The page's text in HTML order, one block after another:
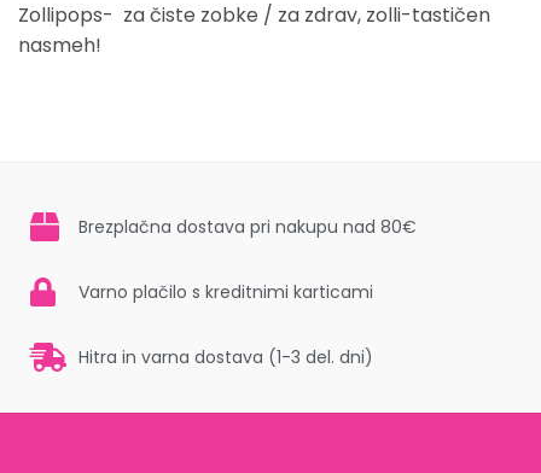
Zollipops- za čiste zobke / za zdrav, zolli-tastičen
nasmeh!
Brezplačna dostava pri nakupu nad 80€
Varno plačilo s kreditnimi karticami
Hitra in varna dostava (1-3 del. dni)